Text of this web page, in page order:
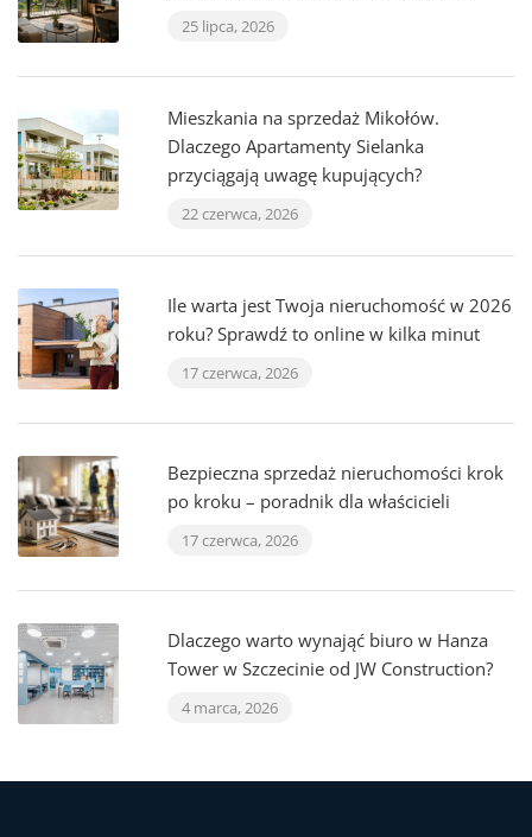
25 lipca, 2026
Mieszkania na sprzedaż Mikołów.
Dlaczego Apartamenty Sielanka
przyciągają uwagę kupujących?
22 czerwca, 2026
Ile warta jest Twoja nieruchomość w 2026
roku? Sprawdź to online w kilka minut
17 czerwca, 2026
Bezpieczna sprzedaż nieruchomości krok
po kroku – poradnik dla właścicieli
17 czerwca, 2026
Dlaczego warto wynająć biuro w Hanza
Tower w Szczecinie od JW Construction?
4 marca, 2026